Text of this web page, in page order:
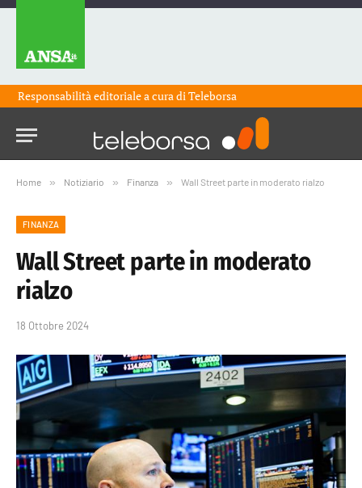
Responsabilità editoriale a cura diTeleborsa
Home » Notiziario » Finanza » Wall Street parte in moderato rialzo
FINANZA
Wall Street parte in moderato
rialzo
18 Ottobre 2024